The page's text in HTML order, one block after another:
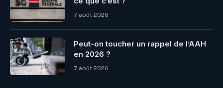
7 août 2026
Peut-on toucher un rappel de l’AAH
en 2026 ?
7 août 2026